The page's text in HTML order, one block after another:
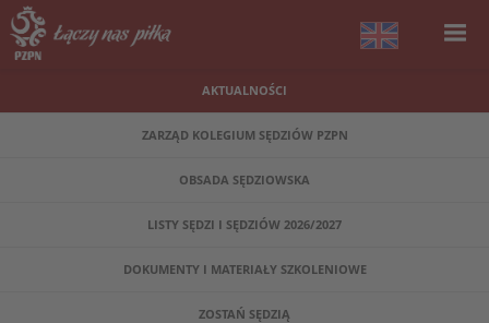
AKTUALNOŚCI
ZARZĄD KOLEGIUM SĘDZIÓW PZPN
OBSADA SĘDZIOWSKA
LISTY SĘDZI I SĘDZIÓW 2026/2027
DOKUMENTY I MATERIAŁY SZKOLENIOWE
ZOSTAŃ SĘDZIĄ